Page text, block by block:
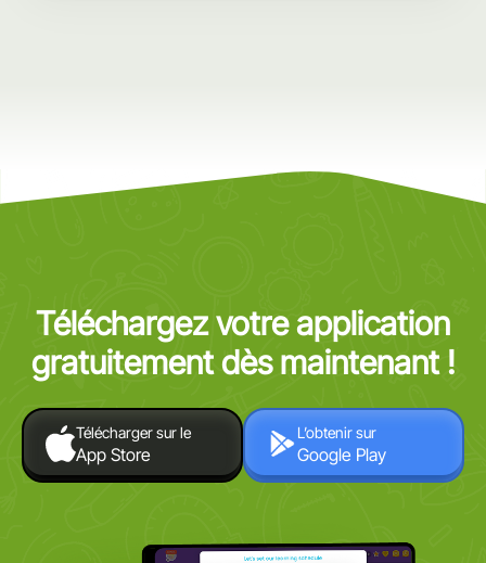
Téléchargez votre application
gratuitement dès maintenant !
Télécharger sur le
App Store
L’obtenir sur
Google Play